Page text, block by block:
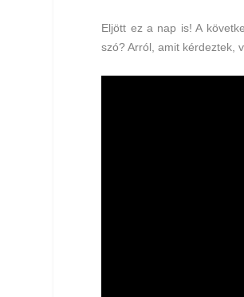
Eljött ez a nap is! A
szó? Arról, amit kérdeztek,